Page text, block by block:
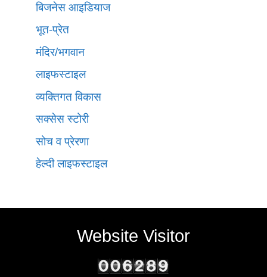
बिजनेस आइडियाज
भूत-प्रेत
मंदिर/भगवान
लाइफस्टाइल
व्यक्तिगत विकास
सक्सेस स्टोरी
सोच व प्रेरणा
हेल्दी लाइफस्टाइल
Website Visitor